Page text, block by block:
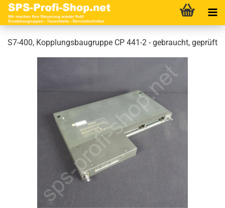
S7-400, Kopplungsbaugruppe CP 441-2 - gebraucht, geprüft